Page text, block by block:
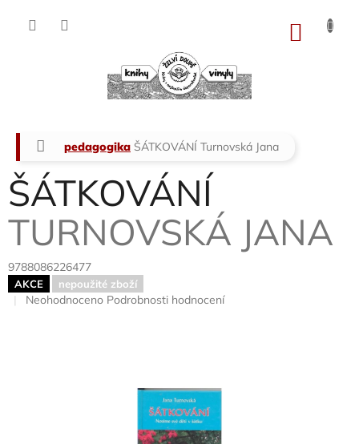
Domů
pedagogika ŠÁTKOVÁNÍ Turnovská Jana
ŠÁTKOVÁNÍ
TURNOVSKÁ JANA
9788086226477
AKCE nepoužité zboží
Průměrné
Neohodnoceno Podrobnosti hodnocení